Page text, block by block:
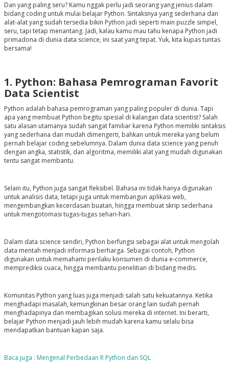
Dan yang paling seru? Kamu nggak perlu jadi seorang yang jenius dalam
bidang coding untuk mulai belajar Python. Sintaksnya yang sederhana dan
alat-alat yang sudah tersedia bikin Python jadi seperti main puzzle simpel,
seru, tapi tetap menantang. Jadi, kalau kamu mau tahu kenapa Python jadi
primadona di dunia data science, ini saat yang tepat. Yuk, kita kupas tuntas
bersama!
1. Python: Bahasa Pemrograman Favorit
Data Scientist
Python adalah bahasa pemrograman yang paling populer di dunia. Tapi
apa yang membuat Python begitu spesial di kalangan data scientist? Salah
satu alasan utamanya sudah sangat familiar karena Python memiliki sintaksis
yang sederhana dan mudah dimengerti, bahkan untuk mereka yang belum
pernah belajar coding sebelumnya. Dalam dunia data science yang penuh
dengan angka, statistik, dan algoritma, memiliki alat yang mudah digunakan
tentu sangat membantu.
Selain itu, Python juga sangat fleksibel. Bahasa ini tidak hanya digunakan
untuk analisis data, tetapi juga untuk membangun aplikasi web,
mengembangkan kecerdasan buatan, hingga membuat skrip sederhana
untuk mengotomasi tugas-tugas sehari-hari.
Dalam data science sendiri, Python berfungsi sebagai alat untuk mengolah
data mentah menjadi informasi berharga. Sebagai contoh, Python
digunakan untuk memahami perilaku konsumen di dunia e-commerce,
memprediksi cuaca, hingga membantu penelitian di bidang medis.
Komunitas Python yang luas juga menjadi salah satu kekuatannya. Ketika
menghadapi masalah, kemungkinan besar orang lain sudah pernah
menghadapinya dan membagikan solusi mereka di internet. Ini berarti,
belajar Python menjadi jauh lebih mudah karena kamu selalu bisa
mendapatkan bantuan kapan saja.
Baca juga : Mengenal Perbedaan R Python dan SQL